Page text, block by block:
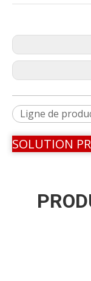
Ligne de
SOLUTION